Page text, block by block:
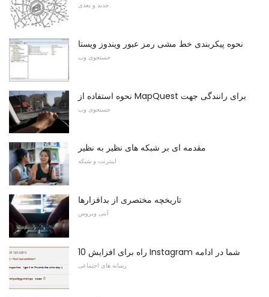
جدید و بعدی
نحوه پیکربندی خط مشی رمز عبور ویندوز ویستا
جستجوی وب
نحوه استفاده از MapQuest برای رانندگی جهت
جستجوی وب
مقدمه ای بر شبکه های نظیر به نظیر
اینترنت و شبکه
تاریخچه مختصری از بدافزارها
آنتی ویروس
10 راه برای افزایش Instagram شما در ادامه
رسانه های اجتماعی